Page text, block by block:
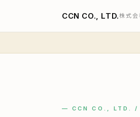
CCN CO., LTD.株式会
— CCN CO., LTD. /